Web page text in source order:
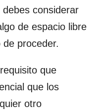
considerar
de espacio libre
proceder.
que
que los
otro